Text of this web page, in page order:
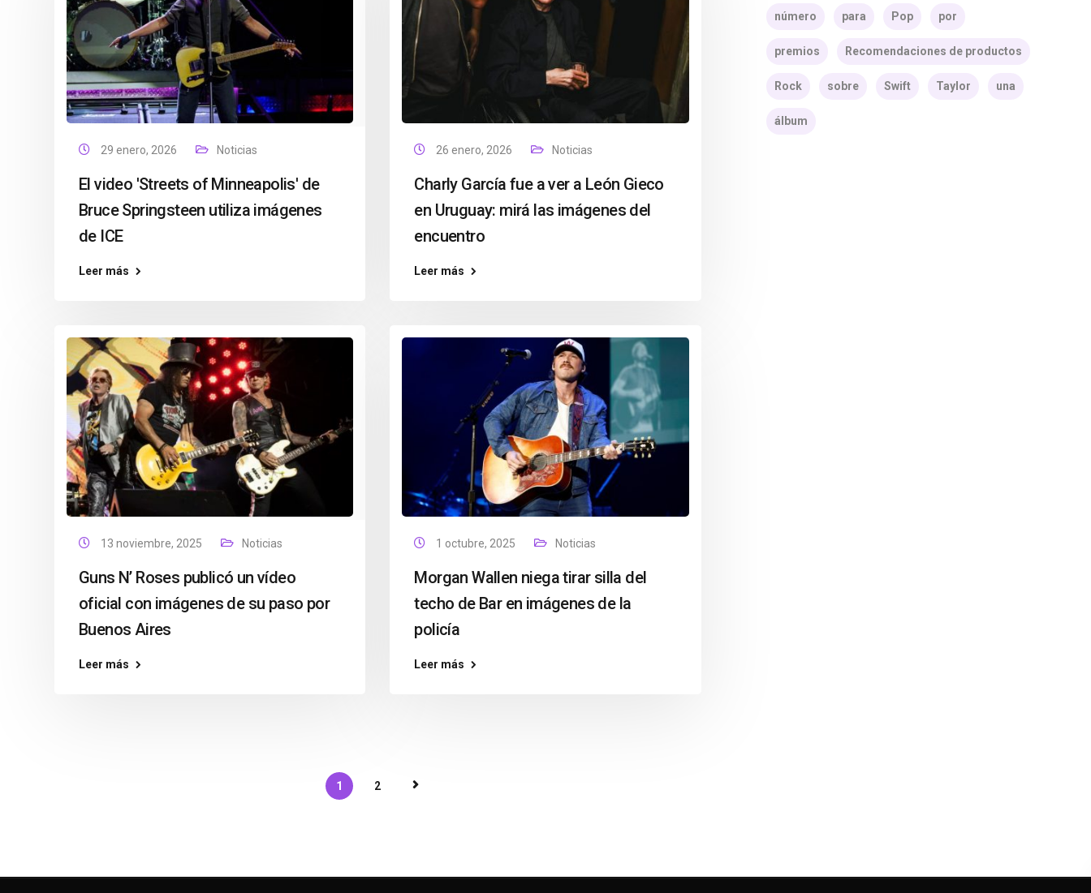
29 enero, 2026 Noticias
El video 'Streets of Minneapolis' de
Bruce Springsteen utiliza imágenes
de ICE
Leer más
26 enero, 2026 Noticias
Charly García fue a ver a León Gieco
en Uruguay: mirá las imágenes del
encuentro
Leer más
13 noviembre, 2025 Noticias
Guns N’ Roses publicó un vídeo
oficial con imágenes de su paso por
Buenos Aires
Leer más
1 octubre, 2025 Noticias
Morgan Wallen niega tirar silla del
techo de Bar en imágenes de la
policía
Leer más
1 2
número para Pop por
premios Recomendaciones de productos
Rock sobre Swift Taylor una
álbum